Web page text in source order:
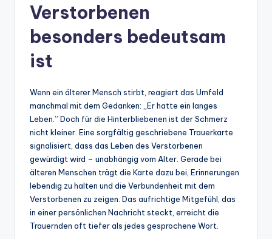
Verstorbenen
besonders bedeutsam
ist
Wenn ein älterer Mensch stirbt, reagiert das Umfeld
manchmal mit dem Gedanken: „Er hatte ein langes
Leben.” Doch für die Hinterbliebenen ist der Schmerz
nicht kleiner. Eine sorgfältig geschriebene Trauerkarte
signalisiert, dass das Leben des Verstorbenen
gewürdigt wird – unabhängig vom Alter. Gerade bei
älteren Menschen trägt die Karte dazu bei, Erinnerungen
lebendig zu halten und die Verbundenheit mit dem
Verstorbenen zu zeigen. Das aufrichtige Mitgefühl, das
in einer persönlichen Nachricht steckt, erreicht die
Trauernden oft tiefer als jedes gesprochene Wort.